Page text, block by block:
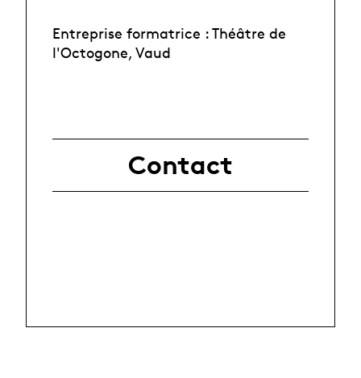
Entreprise formatrice : Théâtre de
l'Octogone, Vaud
Contact